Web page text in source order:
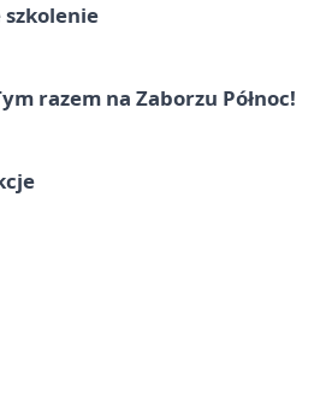
szkolenie
razem na Zaborzu Północ!